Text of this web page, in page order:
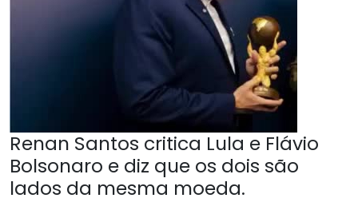
Renan Santos critica Lula e Flávio
Bolsonaro e diz que os dois são
lados da mesma moeda.